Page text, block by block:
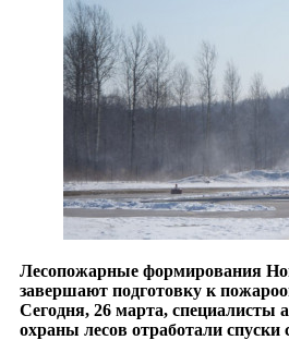
Лесопожарные формирования
завершают подготовку к
Сегодня, 26 марта, специалисты
охраны лесов отработали